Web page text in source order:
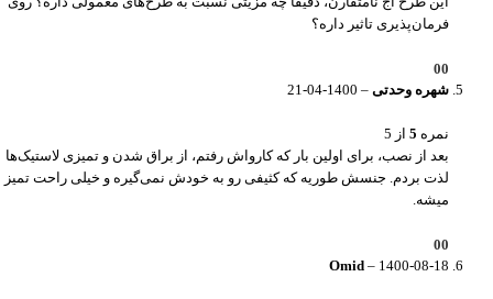
فرمان‌پذیری تاثیر داره؟
0
0
شهره وحدتی –
1400-04-21
نمره 5 از 5
بعد از نصب، برای اولین بار که کارواش رفتم، از براق شدن و تمیزی لاستیک‌ها
لذت بردم. جنسش طوریه که کثیفی رو به خودش نمی‌گیره و خیلی راحت تمیز
میشه.
0
0
Omid – 1400-08-18